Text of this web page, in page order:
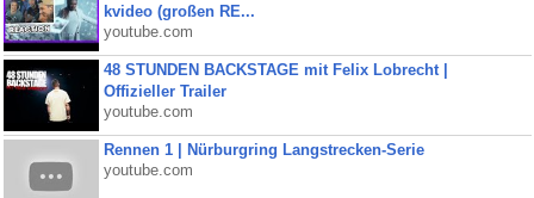
kvideo (großen RE...
youtube.com
48 STUNDEN BACKSTAGE mit Felix Lobrecht |
Offizieller Trailer
youtube.com
Rennen 1 | Nürburgring Langstrecken-Serie
youtube.com